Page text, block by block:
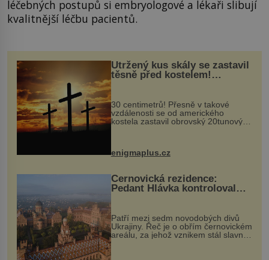
léčebných postupů si embryologové a lékaři slibují
kvalitnější léčbu pacientů.
Utržený kus skály se zastavil
těsně před kostelem!
Ochránila ho boží síla?
30 centimetrů! Přesně v takové
vzdálenosti se od amerického
kostela zastavil obrovský 20tunový
...
enigmaplus.cz
Černovická rezidence:
Pedant Hlávka kontroloval
Patří mezi sedm novodobých divů
Ukrajiny. Řeč je o obřím černovickém
areálu, za jehož vznikem stál slavný
český architekt Josef Hlávka. Ten si
na něm dal mimořádně záležet. Jeho